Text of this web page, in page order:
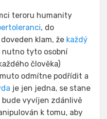
teroru humanity
, do
klam, že každý
nutno tyto osobní
člověka)
odmítne podřídit a
je jen jedna, se stane
bude vyvíjen zdánlivě
k tomu, aby